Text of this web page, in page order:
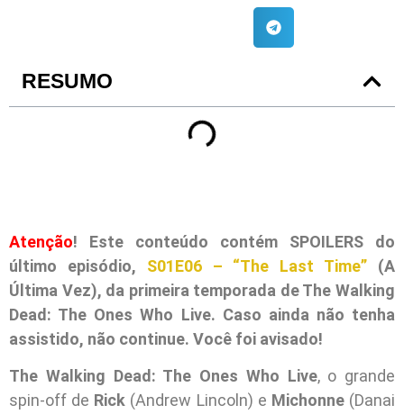
RESUMO
Atenção! Este conteúdo contém SPOILERS do
último episódio, S01E06 – “The Last Time” (A
Última Vez), da primeira temporada de The Walking
Dead: The Ones Who Live. Caso ainda não tenha
assistido, não continue. Você foi avisado!
The Walking Dead: The Ones Who Live, o grande
spin-off de Rick (Andrew Lincoln) e Michonne(Danai